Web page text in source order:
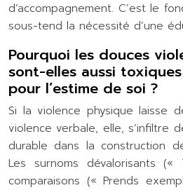
d’accompagnement. C’est le
sous-tend la nécessité d’une
Pourquoi les douces
sont-elles aussi
pour l’estime de soi ?
Si la violence physique laisse
violence verbale, elle, s’infiltre
durable dans la construction
Les surnoms dévalorisants
comparaisons (« Prends